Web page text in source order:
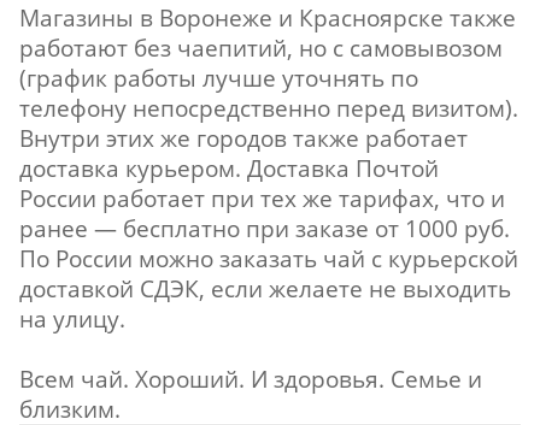
Магазины в Воронеже и Красноярске также
работают без чаепитий, но с самовывозом
(график работы лучше уточнять по
телефону непосредственно перед визитом).
Внутри этих же городов также работает
доставка курьером. Доставка Почтой
России работает при тех же тарифах, что и
ранее — бесплатно при заказе от 1000 руб.
По России можно заказать чай с курьерской
доставкой СДЭК, если желаете не выходить
на улицу.
Всем чай. Хороший. И здоровья. Семье и
близким.